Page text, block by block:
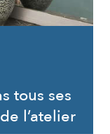
tous ses
l’atelier